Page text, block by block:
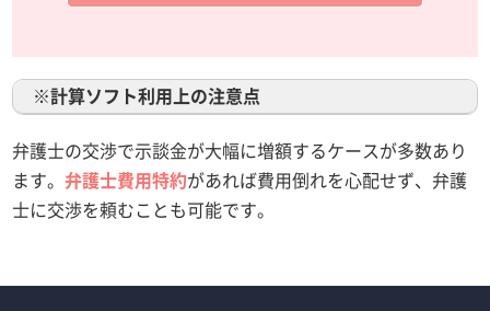
※計算ソフト利用上の注意点
弁護士の交渉で示談金が大幅に増額するケースが多数あり
ます。弁護士費用特約があれば費用倒れを心配せず、弁護
士に交渉を頼むことも可能です。